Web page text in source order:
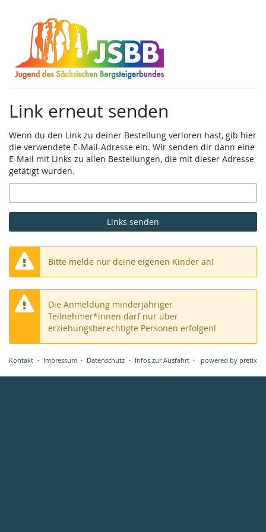
Haupt-
springen
Link erneut senden
Wenn du den Link zu deiner Bestellung verloren hast, gib hier
die verwendete E-Mail-Adresse ein. Wir senden dir dann eine
E-Mail mit Links zu allen Bestellungen, die mit dieser Adresse
getätigt wurden.
E-
Mail
Links senden
Bitte melde nur deine eigenen Kinder an!
Die Anmeldung minderjähriger
Teilnehmer*innen darf nur über
erziehungsberechtigte Personen erfolgen!
Kontakt Impressum Datenschutz Infos zur Ausfahrt powered by pretix